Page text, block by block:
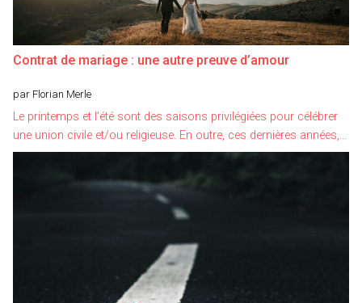
Contrat de mariage : une autre preuve d’amour
par Florian Merle
Le printemps et l’été sont des saisons privilégiées pour célébrer
une union civile et/ou religieuse. En outre, ces dernières années,…